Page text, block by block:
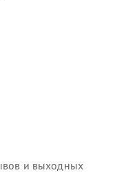
и выходных